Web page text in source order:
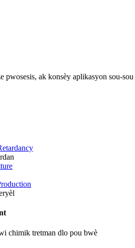
ak konsèy aplikasyon sou-sou
chimik tretman dlo pou bwè